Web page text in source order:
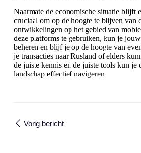
Naarmate de economische situatie blijft
cruciaal om op de hoogte te blijven van
ontwikkelingen op het gebied van
deze platforms te gebruiken, kun je
beheren en blijf je op de hoogte van
je transacties naar Rusland of elders
de juiste kennis en de juiste tools kun je
landschap effectief navigeren.
Vorig bericht